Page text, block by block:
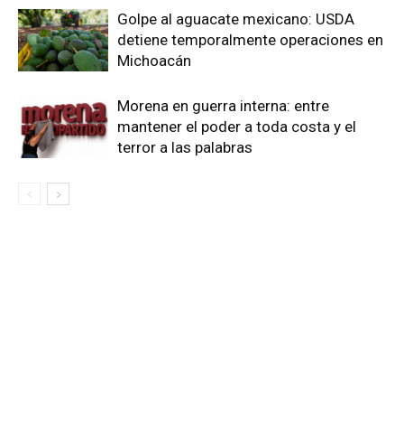
Golpe al aguacate mexicano: USDA
detiene temporalmente operaciones en
Michoacán
Morena en guerra interna: entre
mantener el poder a toda costa y el
terror a las palabras